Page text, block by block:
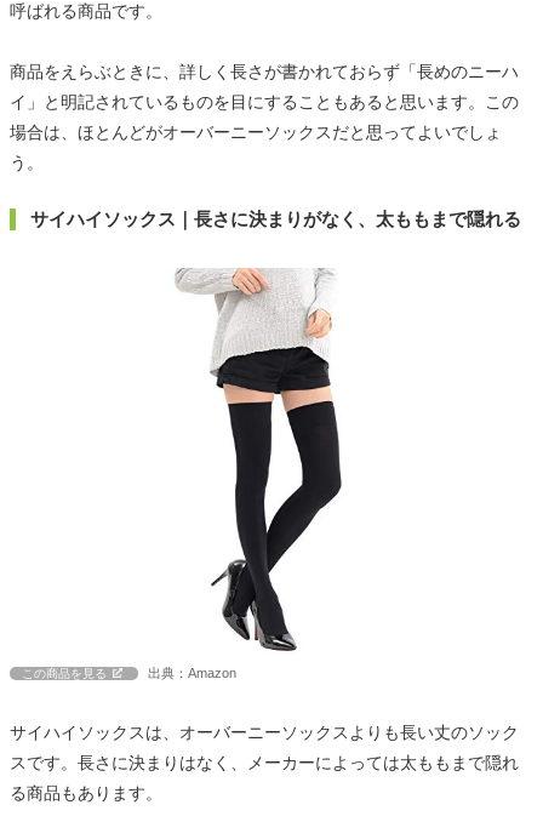
呼ばれる商品です。
商品をえらぶときに、詳しく長さが書かれておらず「長めのニーハ
イ」と明記されているものを目にすることもあると思います。この
場合は、ほとんどがオーバーニーソックスだと思ってよいでしょ
う。
サイハイソックス｜長さに決まりがなく、太ももまで隠れる
この商品を見る 出典：Amazon
サイハイソックスは、オーバーニーソックスよりも長い丈のソック
スです。長さに決まりはなく、メーカーによっては太ももまで隠れ
る商品もあります。